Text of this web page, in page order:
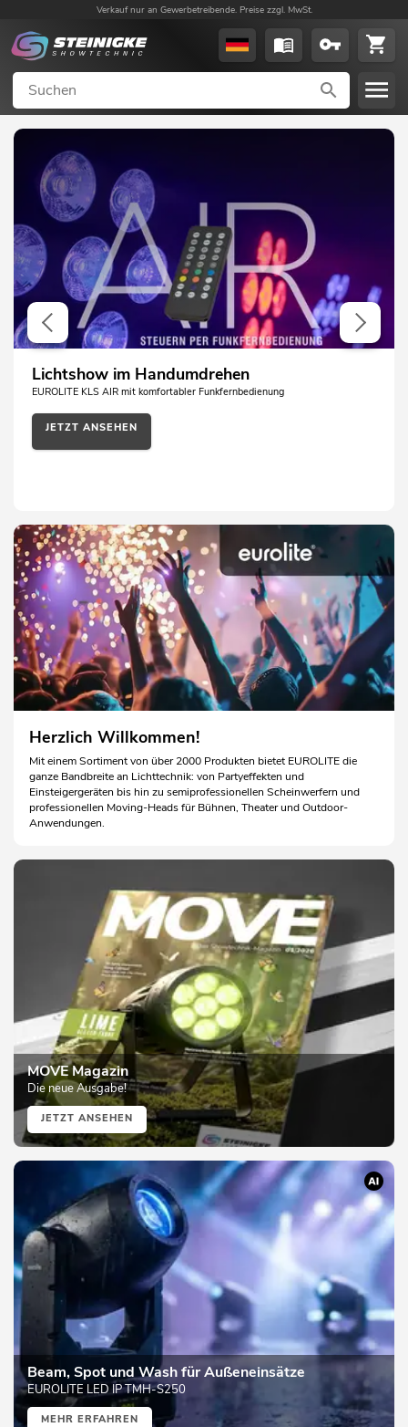
Verkauf nur an Gewerbetreibende. Preise zzgl. MwSt.
Lichtshow im Handumdrehen
EUROLITE KLS AIR mit komfortabler Funkfernbedienung
JETZT ANSEHEN
Herzlich Willkommen!
Mit einem Sortiment von über 2000 Produkten bietet EUROLITE die
ganze Bandbreite an Lichttechnik: von Partyeffekten und
Einsteigergeräten bis hin zu semiprofessionellen Scheinwerfern und
professionellen Moving-Heads für Bühnen, Theater und Outdoor-
Anwendungen.
MOVE Magazin
Die neue Ausgabe!
JETZT ANSEHEN
Beam, Spot und Wash für Außeneinsätze
EUROLITE LED IP TMH-S250
MEHR ERFAHREN